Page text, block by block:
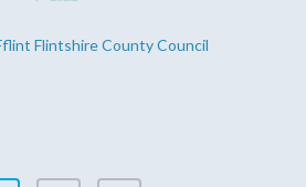
Flintshire County Council